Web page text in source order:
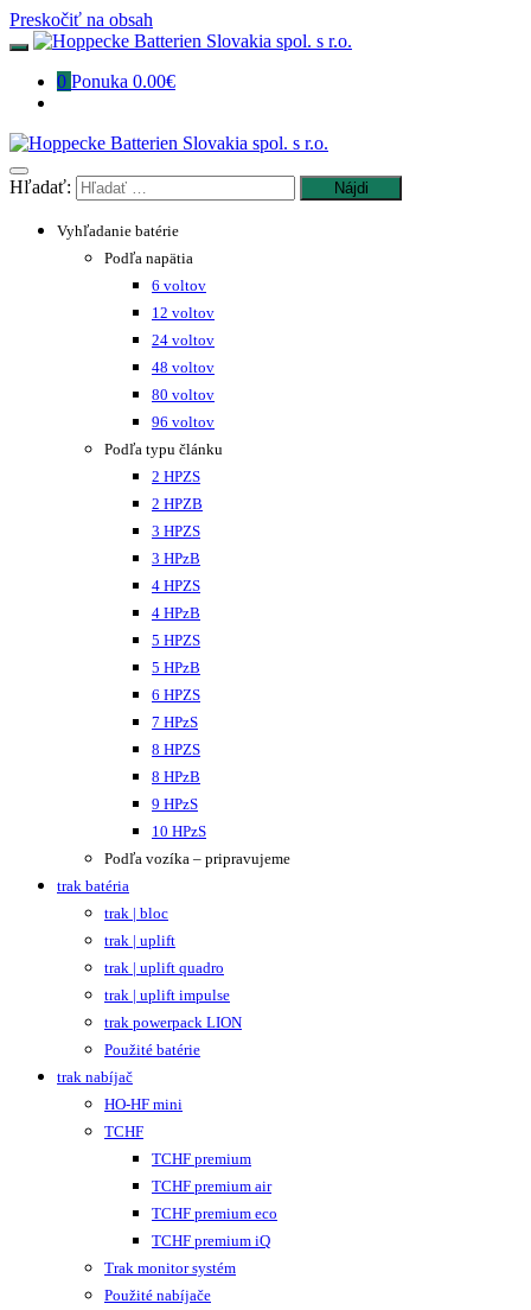
Preskočiť na obsah
0 Ponuka 0.00€
Hľadať:
Vyhľadanie batérie
Podľa napätia
6 voltov
12 voltov
24 voltov
48 voltov
80 voltov
96 voltov
Podľa typu článku
2 HPZS
2 HPZB
3 HPZS
3 HPzB
4 HPZS
4 HPzB
5 HPZS
5 HPzB
6 HPZS
7 HPzS
8 HPZS
8 HPzB
9 HPzS
10 HPzS
Podľa vozíka – pripravujeme
trak batéria
trak | bloc
trak | uplift
trak | uplift quadro
trak | uplift impulse
trak powerpack LION
Použité batérie
trak nabíjač
HO-HF mini
TCHF
TCHF premium
TCHF premium air
TCHF premium eco
TCHF premium iQ
Trak monitor systém
Použité nabíjače